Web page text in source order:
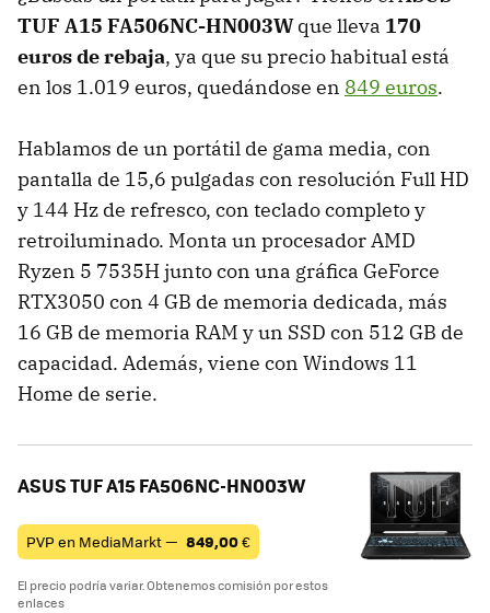
TUF A15 FA506NC-HN003Wque lleva 170
euros de rebaja, ya que su precio habitual está
en los 1.019 euros, quedándose en 849 euros.
Hablamos de un portátil de gama media, con
pantalla de 15,6 pulgadas con resolución Full HD
y 144 Hz de refresco, con teclado completo y
retroiluminado. Monta un procesador AMD
Ryzen 5 7535H junto con una gráfica GeForce
RTX3050 con 4 GB de memoria dedicada, más
16 GB de memoria RAM y un SSD con 512 GB de
capacidad. Además, viene con Windows 11
Home de serie.
ASUS TUF A15 FA506NC-HN003W
PVP en MediaMarkt — 849,00€
El precio podría variar. Obtenemos comisión por estos
enlaces